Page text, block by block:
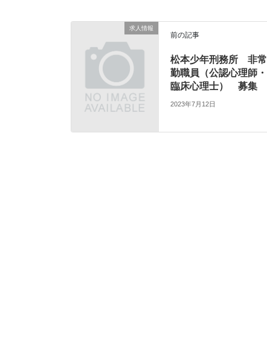
求人情報
前の記事
松本少年刑務所 非常
勤職員（公認心理師・
臨床心理士） 募集
2023年7月12日